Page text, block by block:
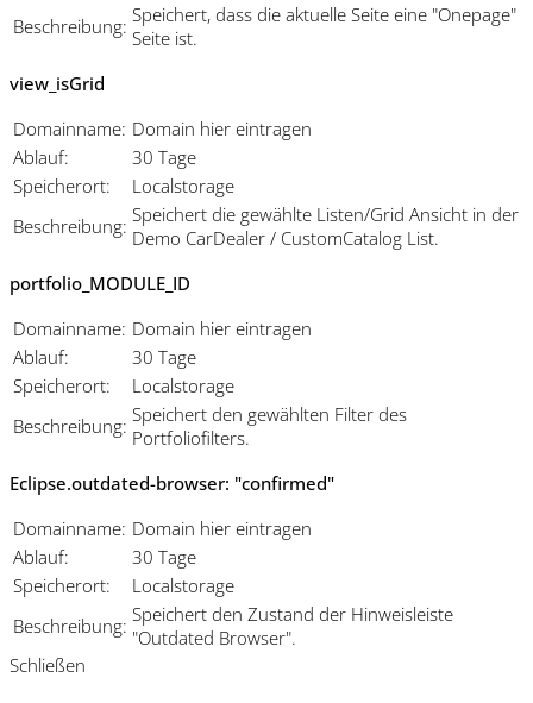
Beschreibung: Speichert, dass die aktuelle Seite eine "Onepage"
Seite ist.
view_isGrid
Domainname: Domain hier eintragen
Ablauf:
30 Tage
Speicherort:
Localstorage
Beschreibung: Speichert die gewählte Listen/Grid Ansicht in der
Demo CarDealer / CustomCatalog List.
portfolio_MODULE_ID
Domainname: Domain hier eintragen
Ablauf:
30 Tage
Speicherort:
Localstorage
Beschreibung: Speichert den gewählten Filter des
Portfoliofilters.
Eclipse.outdated-browser: "confirmed"
Domainname: Domain hier eintragen
Ablauf:
30 Tage
Speicherort:
Localstorage
Beschreibung: Speichert den Zustand der Hinweisleiste
"Outdated Browser".
Schließen